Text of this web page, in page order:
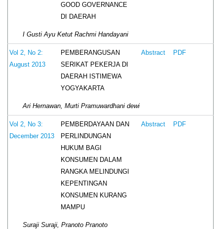
GOOD GOVERNANCE
DI DAERAH
I Gusti Ayu Ketut Rachmi Handayani
Vol 2, No 2:
August 2013
PEMBERANGUSAN
SERIKAT PEKERJA DI
DAERAH ISTIMEWA
YOGYAKARTA
Abstract PDF
Ari Hernawan, Murti Pramuwardhani dewi
Vol 2, No 3:
December 2013
PEMBERDAYAAN DAN
PERLINDUNGAN
HUKUM BAGI
KONSUMEN DALAM
RANGKA MELINDUNGI
KEPENTINGAN
KONSUMEN KURANG
MAMPU
Abstract PDF
Suraji Suraji, Pranoto Pranoto